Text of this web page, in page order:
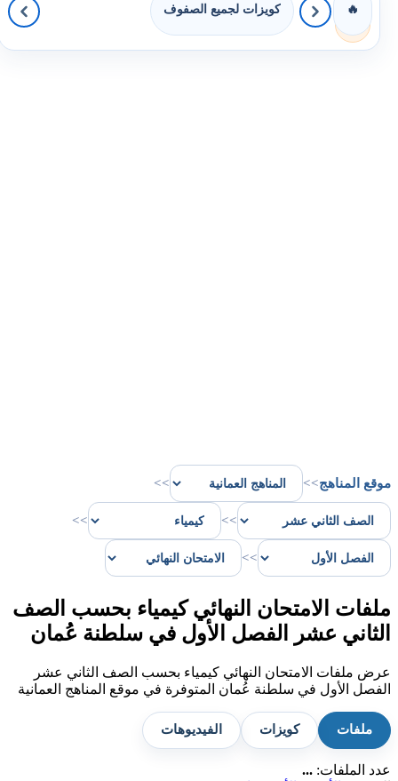
🔥 كويزات لجميع الصفوف
موقع المناهج>>
>>
>>
>>
>>
ملفات الامتحان النهائي كيمياء بحسب الصف
الثاني عشر الفصل الأول في سلطنة عُمان
عرض ملفات الامتحان النهائي كيمياء بحسب الصف الثاني عشر
الفصل الأول في سلطنة عُمان المتوفرة في موقع المناهج العمانية
ملفات كويزات الفيديوهات
عدد الملفات: ...